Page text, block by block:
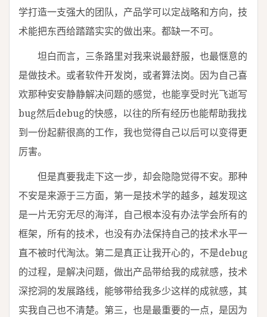
学打造一支强大的团队，产品学可以定战略和方向，技
术能把东西给踏踏实实的做出来。都缺一不可。
坦白而言，三条路里对我来说最舒服，也最惬意的
是做技术。或者软件开发岗，或者算法岗。因为自己喜
欢那种安安静静解决问题的感觉，也能享受时光飞逝写
bug然后debug的快感，以往的所有经历也能帮助我找
到一份起薪很高的工作，我也觉得自己以后可以变得更
厉害。
但是真要我走下这一步，却会隐隐觉得不安。那种
不安是来源于三方面，第一是技术学的越多，越发现这
是一片无穷无尽的海洋，自己根本没有办法学会所有的
框架，所有的技术，也没有办法保持自己的技术水平一
直不被时代淘汰。第二是真正让我开心的，不是debug
的过程，是解决问题，做出产品带给我的成就感，技术
深挖洞的发展路线，能够带给我多少这样的成就感，其
实我自己也不清楚。第三，也是最重要的一点，是因为